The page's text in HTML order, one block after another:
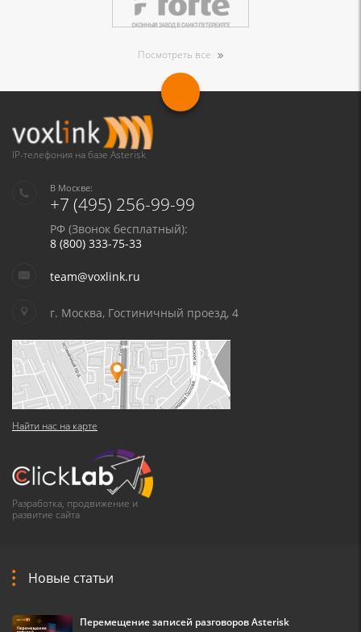
Посмотреть все
IP-телефония на базе Asterisk
В Москве:
+7 (495) 256-99-99
РФ (Звонок бесплатный):
8 (800) 333-75-33
team@voxlink.ru
г. Москва, Гостиничный проезд, 4
Найти нас на карте
Разработка, продвижение и
развитие сайта
Новые статьи
Перемещение записей разговоров Asterisk